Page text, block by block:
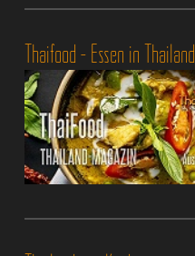
Thaifood - Essen in Thailand